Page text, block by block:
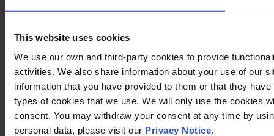
This website uses cookies
We use our own and third-party cookies to provide
activities. We also share information about your use of our
information that you have provided to them or that they
types of cookies that we use. We will only use the cookies
consent. You may withdraw your consent at any time by
personal data, please visit our Privacy Notice